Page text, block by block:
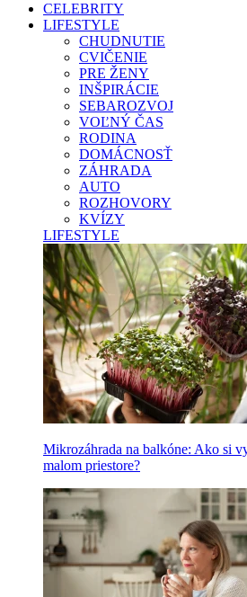
CELEBRITY
LIFESTYLE
CHUDNUTIE
CVIČENIE
PRE ŽENY
INŠPIRÁCIE
SEBAROZVOJ
VOĽNÝ ČAS
RODINA
DOMÁCNOSŤ
ZÁHRADA
AUTO
ROZHOVORY
KVÍZY
LIFESTYLE
Mikrozáhrada na balkóne: Ako si
malom priestore?